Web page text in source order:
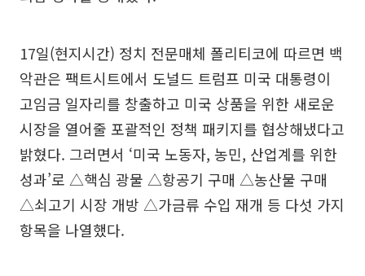
17일(현지시간) 정치 전문매체 폴리티코에 따르면 백
악관은 팩트시트에서 도널드 트럼프 미국 대통령이
고임금 일자리를 창출하고 미국 상품을 위한 새로운
시장을 열어줄 포괄적인 정책 패키지를 협상해냈다고
밝혔다. 그러면서 ‘미국 노동자, 농민, 산업계를 위한
성과’로 △핵심 광물 △항공기 구매 △농산물 구매
△쇠고기 시장 개방 △가금류 수입 재개 등 다섯 가지
항목을 나열했다.